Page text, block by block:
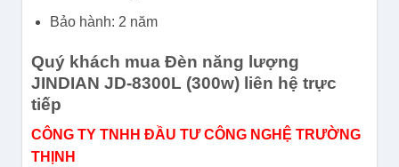
Bảo hành: 2 năm
Quý khách mua Đèn năng lượng
JINDIAN JD-8300L (300w) liên hệ trực
tiếp
CÔNG TY TNHH ĐẦU TƯ CÔNG NGHỆ TRƯỜNG
THỊNH